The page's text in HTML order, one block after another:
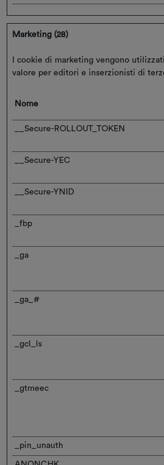
Marketing (28)
I cookie di marketing vengono
valore per editori e inserzionisti di
Nome
__Secure-ROLLOUT_TOKEN
__Secure-YEC
__Secure-YNID
_fbp
_ga
_ga_#
_gcl_ls
_gtmeec
_pin_unauth